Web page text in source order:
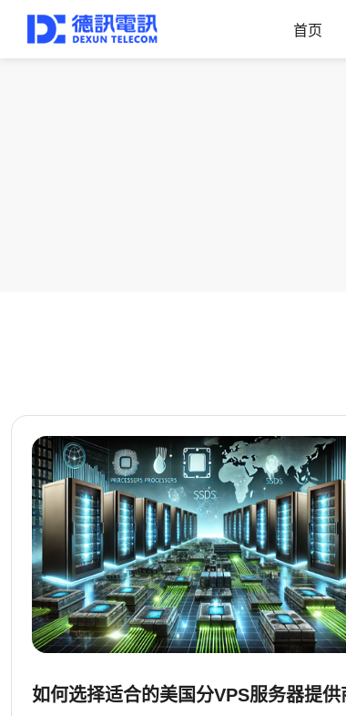
首页
如何选择适合的美国分VPS服务器提供